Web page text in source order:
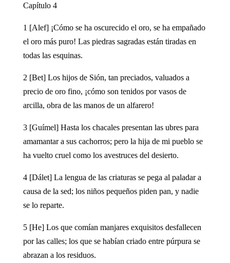
Capítulo 4
1 [Alef] ¡Cómo se ha oscurecido el oro, se ha empañado
el oro más puro! Las piedras sagradas están tiradas en
todas las esquinas.
2 [Bet] Los hijos de Sión, tan preciados, valuados a
precio de oro fino, ¡cómo son tenidos por vasos de
arcilla, obra de las manos de un alfarero!
3 [Guímel] Hasta los chacales presentan las ubres para
amamantar a sus cachorros; pero la hija de mi pueblo se
ha vuelto cruel como los avestruces del desierto.
4 [Dálet] La lengua de las criaturas se pega al paladar a
causa de la sed; los niños pequeños piden pan, y nadie
se lo reparte.
5 [He] Los que comían manjares exquisitos desfallecen
por las calles; los que se habían criado entre púrpura se
abrazan a los residuos.